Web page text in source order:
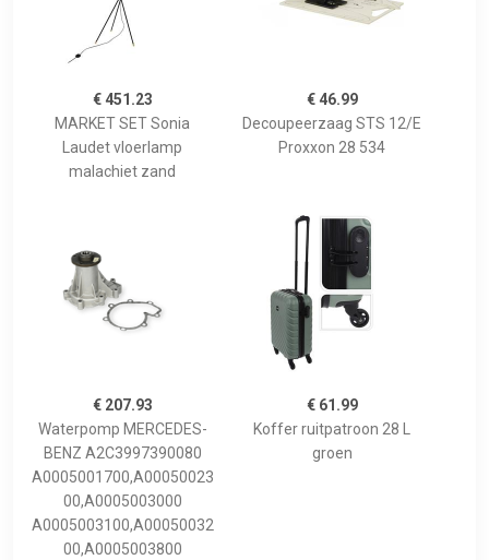
€ 451.23
MARKET SET Sonia
Laudet vloerlamp
malachiet zand
€ 46.99
Decoupeerzaag STS 12/E
Proxxon 28 534
€ 207.93
Waterpomp MERCEDES-
BENZ A2C3997390080
A0005001700,A00050023
00,A0005003000
A0005003100,A00050032
00,A0005003800
€ 61.99
Koffer ruitpatroon 28 L
groen